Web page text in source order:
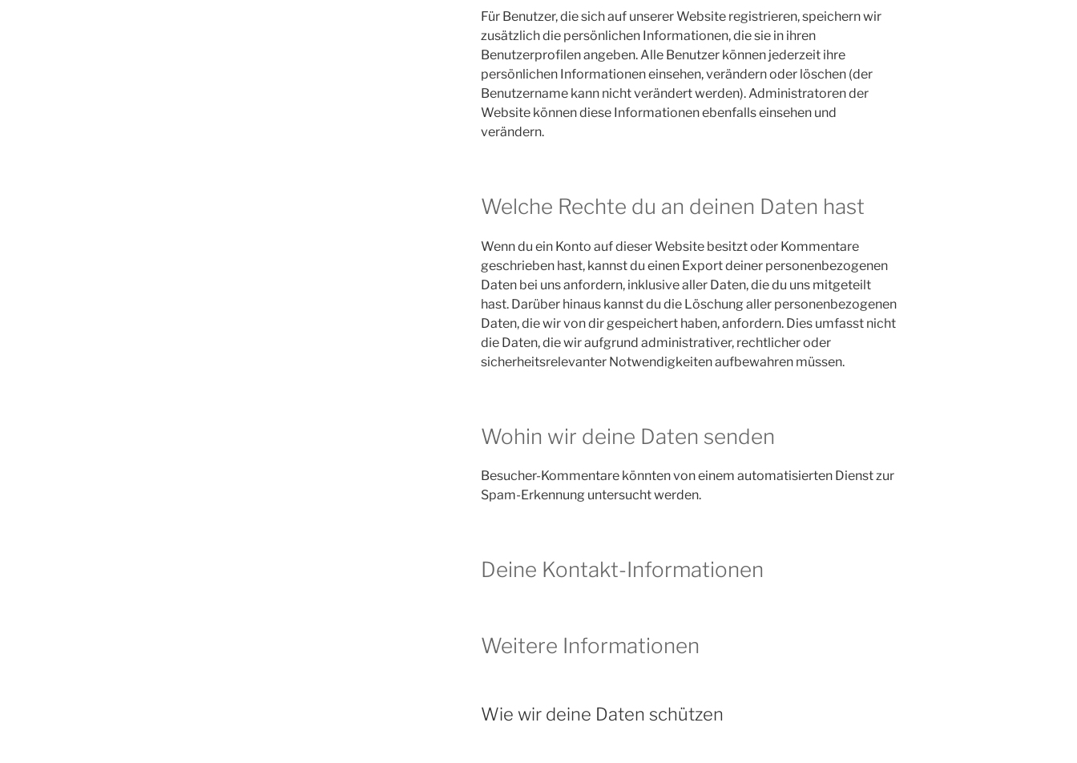
Für Benutzer, die sich auf unserer Website registrieren, speichern wir
zusätzlich die persönlichen Informationen, die sie in ihren
Benutzerprofilen angeben. Alle Benutzer können jederzeit ihre
persönlichen Informationen einsehen, verändern oder löschen (der
Benutzername kann nicht verändert werden). Administratoren der
Website können diese Informationen ebenfalls einsehen und
verändern.
Welche Rechte du an deinen Daten hast
Wenn du ein Konto auf dieser Website besitzt oder Kommentare
geschrieben hast, kannst du einen Export deiner personenbezogenen
Daten bei uns anfordern, inklusive aller Daten, die du uns mitgeteilt
hast. Darüber hinaus kannst du die Löschung aller personenbezogenen
Daten, die wir von dir gespeichert haben, anfordern. Dies umfasst nicht
die Daten, die wir aufgrund administrativer, rechtlicher oder
sicherheitsrelevanter Notwendigkeiten aufbewahren müssen.
Wohin wir deine Daten senden
Besucher-Kommentare könnten von einem automatisierten Dienst zur
Spam-Erkennung untersucht werden.
Deine Kontakt-Informationen
Weitere Informationen
Wie wir deine Daten schützen